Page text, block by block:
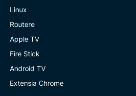
Linux
Routere
Apple TV
Fire Stick
Android TV
Extensia Chrome